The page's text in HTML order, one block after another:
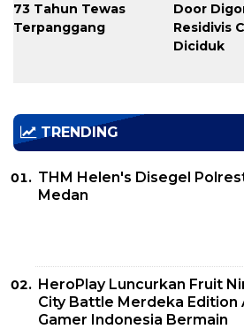
73 Tahun Tewas
Terpanggang
Door
Residivis
Diciduk
TRENDING
THM Helen's Disegel
Medan
HeroPlay Luncurkan Fruit
City Battle Merdeka Edition
Gamer Indonesia Bermain